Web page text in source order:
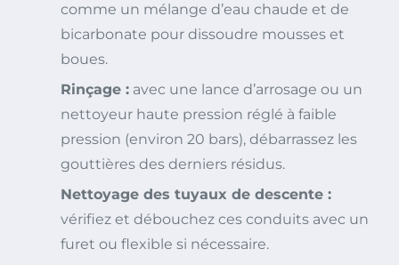
comme un mélange d’eau chaude et de
bicarbonate pour dissoudre mousses et
boues.
Rinçage : avec une lance d’arrosage ou un
nettoyeur haute pression réglé à faible
pression (environ 20 bars), débarrassez les
gouttières des derniers résidus.
Nettoyage des tuyaux de descente :
vérifiez et débouchez ces conduits avec un
furet ou flexible si nécessaire.